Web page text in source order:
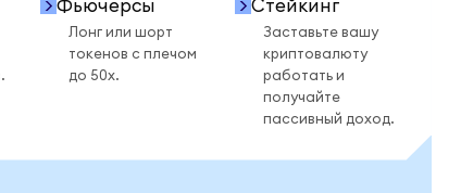
Фьючерсы
Лонг или шорт
токенов с плечом
до 50x.
Стейкинг
Заставьте вашу
криптовалюту
работать и
получайте
пассивный доход.